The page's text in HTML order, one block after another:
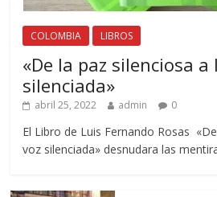
COLOMBIA LIBROS
«De la paz silenciosa a
silenciada»
abril 25, 2022 admin 0
El Libro de Luis Fernando Rosas
voz silenciada» desnudara las